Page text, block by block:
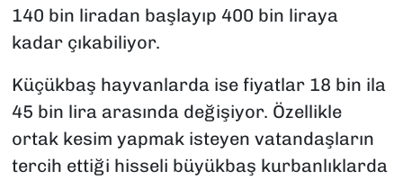
140 bin liradan başlayıp 400 bin liraya
kadar çıkabiliyor.
Küçükbaş hayvanlarda ise fiyatlar 18 bin ila
45 bin lira arasında değişiyor. Özellikle
ortak kesim yapmak isteyen vatandaşların
tercih ettiği hisseli büyükbaş kurbanlıklarda